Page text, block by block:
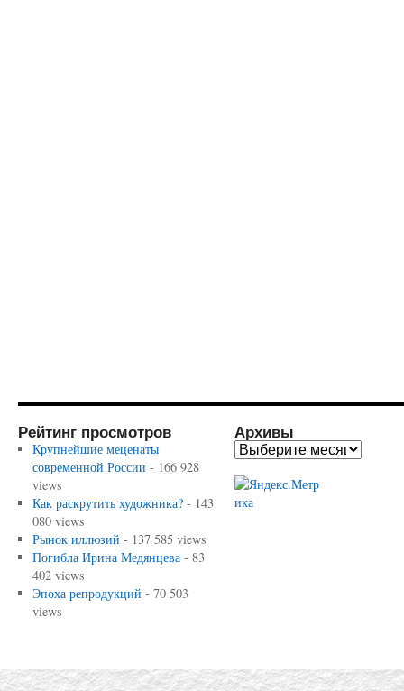
Рейтинг просмотров
Крупнейшие меценаты
современной России - 166 928
views
Как раскрутить художника?- 143
080 views
Рынок иллюзий - 137 585 views
Погибла Ирина Медянцева- 83
402 views
Эпоха репродукций - 70 503
views
Архивы